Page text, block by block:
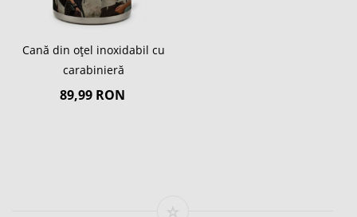
Cană din oțel inoxidabil cu
carabinieră
89,99 RON